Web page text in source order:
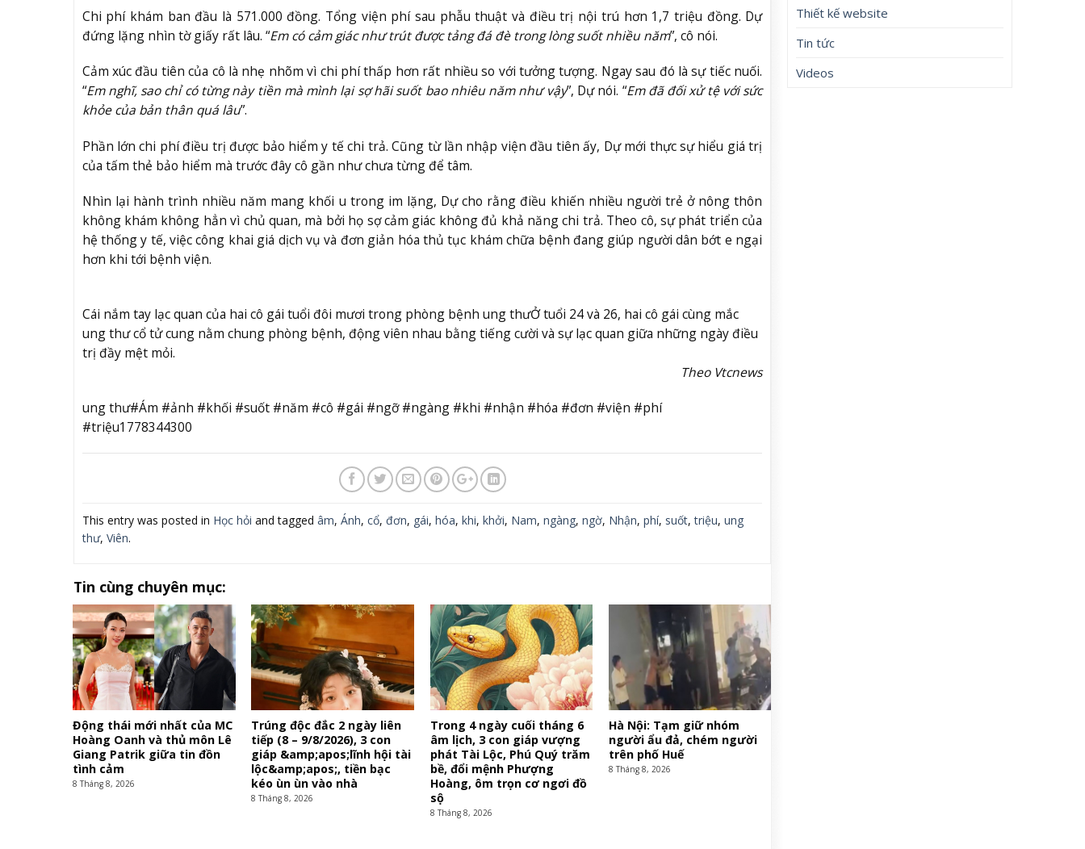
Chi phí khám ban đầu là 571.000 đồng. Tổng viện phí sau phẫu thuật và điều trị nội trú hơn 1,7 triệu đồng. Dự
đứng lặng nhìn tờ giấy rất lâu. “Em có cảm giác như trút được tảng đá đè trong lòng suốt nhiều năm”, cô nói.
Cảm xúc đầu tiên của cô là nhẹ nhõm vì chi phí thấp hơn rất nhiều so với tưởng tượng. Ngay sau đó là sự tiếc nuối.
“Em nghĩ, sao chỉ có từng này tiền mà mình lại sợ hãi suốt bao nhiêu năm như vậy”, Dự nói. “Em đã đối xử tệ với sức
khỏe của bản thân quá lâu”.
Phần lớn chi phí điều trị được bảo hiểm y tế chi trả. Cũng từ lần nhập viện đầu tiên ấy, Dự mới thực sự hiểu giá trị
của tấm thẻ bảo hiểm mà trước đây cô gần như chưa từng để tâm.
Nhìn lại hành trình nhiều năm mang khối u trong im lặng, Dự cho rằng điều khiến nhiều người trẻ ở nông thôn
không khám không hẳn vì chủ quan, mà bởi họ sợ cảm giác không đủ khả năng chi trả. Theo cô, sự phát triển của
hệ thống y tế, việc công khai giá dịch vụ và đơn giản hóa thủ tục khám chữa bệnh đang giúp người dân bớt e ngại
hơn khi tới bệnh viện.
Cái nắm tay lạc quan của hai cô gái tuổi đôi mươi trong phòng bệnh ung thưỞ tuổi 24 và 26, hai cô gái cùng mắc
ung thư cổ tử cung nằm chung phòng bệnh, động viên nhau bằng tiếng cười và sự lạc quan giữa những ngày điều
trị đầy mệt mỏi.
Theo Vtcnews
ung thư#Ám #ảnh #khối #suốt #năm #cô #gái #ngỡ #ngàng #khi #nhận #hóa #đơn #viện #phí
#triệu1778344300
This entry was posted in Học hỏi and tagged âm, Ánh, cổ, đơn, gái, hóa, khi, khởi, Nam, ngàng, ngờ, Nhận, phí, suốt,triệu, ung
thư, Viên.
Tin cùng chuyên mục:
Động thái mới nhất của MC
Hoàng Oanh và thủ môn Lê
Giang Patrik giữa tin đồn
tình cảm
8 Tháng 8, 2026
Trúng độc đắc 2 ngày liên
tiếp (8 – 9/8/2026), 3 con
giáp &amp;apos;lĩnh hội tài
lộc&amp;apos;, tiền bạc
kéo ùn ùn vào nhà
8 Tháng 8, 2026
Trong 4 ngày cuối tháng 6
âm lịch, 3 con giáp vượng
phát Tài Lộc, Phú Quý trăm
bề, đổi mệnh Phượng
Hoàng, ôm trọn cơ ngơi đồ
sộ
8 Tháng 8, 2026
Hà Nội: Tạm giữ nhóm
người ẩu đả, chém người
trên phố Huế
8 Tháng 8, 2026
Thiết kế website
Tin tức
Videos